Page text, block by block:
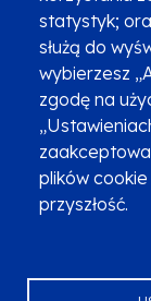
statystyk;
służą do
wybierzesz
zgodę na
plików
przyszłość.
Zobacz inne
Deklaracja
Przetwarzanie